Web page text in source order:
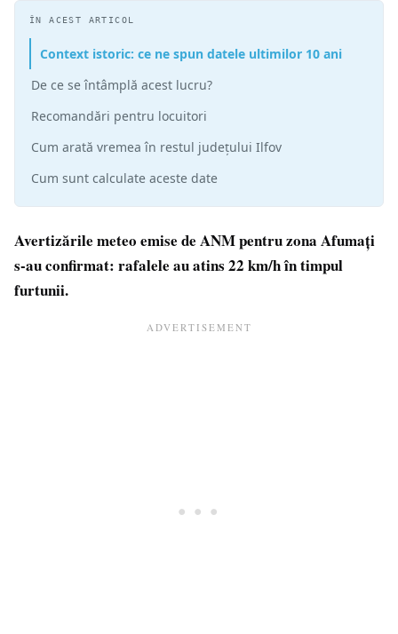
Avertizările meteo emise de ANM pentru zona Afumați
s-au confirmat: rafalele au atins 22 km/h în timpul
furtunii.
ÎN ACEST ARTICOL
Context istoric: ce ne spun datele ultimilor 10 ani
De ce se întâmplă acest lucru?
Recomandări pentru locuitori
Cum arată vremea în restul județului Ilfov
Cum sunt calculate aceste date